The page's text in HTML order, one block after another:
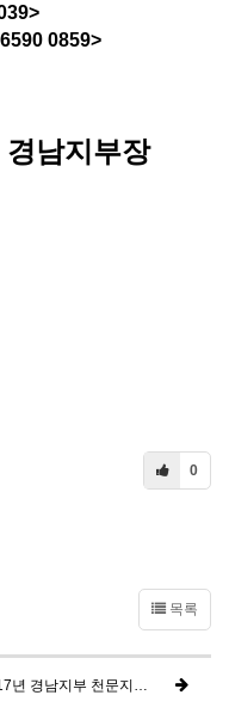
0859>
남지부장
0
목록
2017년 경남지부 천문지도사3급5기 자격연수 안내